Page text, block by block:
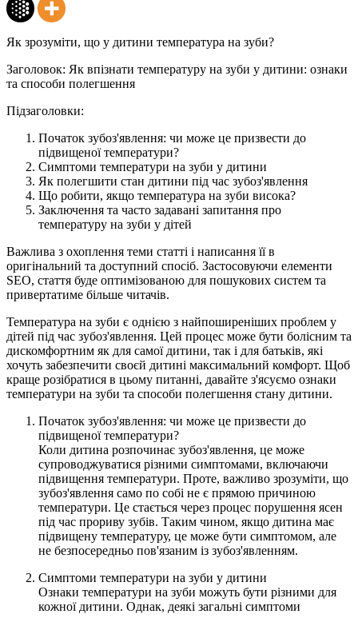
Як зрозуміти, що у дитини температура на зуби?
Заголовок: Як впізнати температуру на зуби у дитини: ознаки
та способи полегшення
Підзаголовки:
Початок зубоз'явлення: чи може це призвести до
підвищеної температури?
Симптоми температури на зуби у дитини
Як полегшити стан дитини під час зубоз'явлення
Що робити, якщо температура на зуби висока?
Заключення та часто задавані запитання про
температуру на зуби у дітей
Важлива з охоплення теми статті і написання її в
оригінальний та доступний спосіб. Застосовуючи елементи
SEO, стаття буде оптимізованою для пошукових систем та
привертатиме більше читачів.
Температура на зуби є однією з найпоширеніших проблем у
дітей під час зубоз'явлення. Цей процес може бути болісним та
дискомфортним як для самої дитини, так і для батьків, які
хочуть забезпечити своєй дитині максимальний комфорт. Щоб
краще розібратися в цьому питанні, давайте з'ясуємо ознаки
температури на зуби та способи полегшення стану дитини.
Початок зубоз'явлення: чи може це призвести до
підвищеної температури?
Коли дитина розпочинає зубоз'явлення, це може
супроводжуватися різними симптомами, включаючи
підвищення температури. Проте, важливо зрозуміти, що
зубоз'явлення само по собі не є прямою причиною
температури. Це стається через процес порушення ясен
під час прориву зубів. Таким чином, якщо дитина має
підвищену температуру, це може бути симптомом, але
не безпосередньо пов'язаним із зубоз'явленням.
Симптоми температури на зуби у дитини
Ознаки температури на зуби можуть бути різними для
кожної дитини. Однак, деякі загальні симптоми